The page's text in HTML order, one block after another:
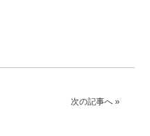
次の記事へ »